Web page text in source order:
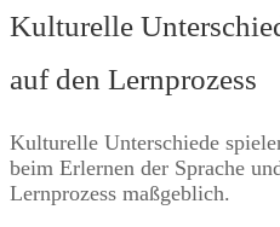
Kulturelle
auf den Lernprozess
Kulturelle Unterschiede
beim Erlernen der Sprache
Lernprozess maßgeblich.